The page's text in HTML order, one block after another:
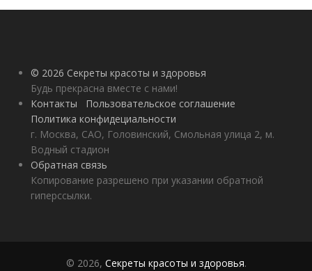
природного и
© 2026 Секреты красоты и здоровья
Будь прекрасна вместе с нами!
Контакты
Пользовательское соглашение
Политика конфидециальности
г. Москва, САО, Головинский, Смольная улица 2, м.
Водный стадион
Обратная связь
Копирование разрешено при указании обратной
гиперссылки.
© 2026, Секреты красоты и здоровья.